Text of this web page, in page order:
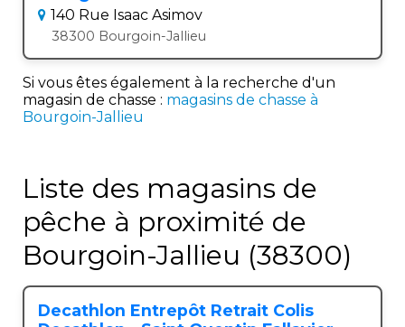
140 Rue Isaac Asimov
38300 Bourgoin-Jallieu
Si vous êtes également à la recherche d'un
magasin de chasse : magasins de chasse à
Bourgoin-Jallieu
Liste des magasins de
pêche à proximité de
Bourgoin-Jallieu (38300)
Decathlon Entrepôt Retrait Colis